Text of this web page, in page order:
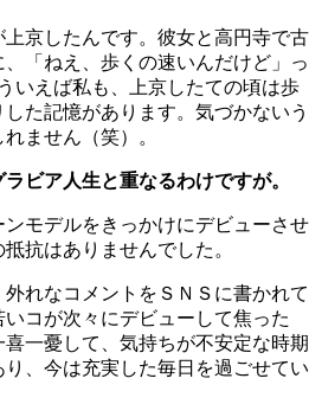
京したんです。彼女と高円寺で古
「ねえ、歩くの速いんだけど」っ
いえば私も、上京したての頃は歩
た記憶があります。気づかないう
ません（笑）。
ビア人生と重なるわけですが。
モデルをきっかけにデビューさせ
抗はありませんでした。
れなコメントをＳＮＳに書かれて
コが次々にデビューして焦った
一憂して、気持ちが不安定な時期
、今は充実した毎日を過ごせてい